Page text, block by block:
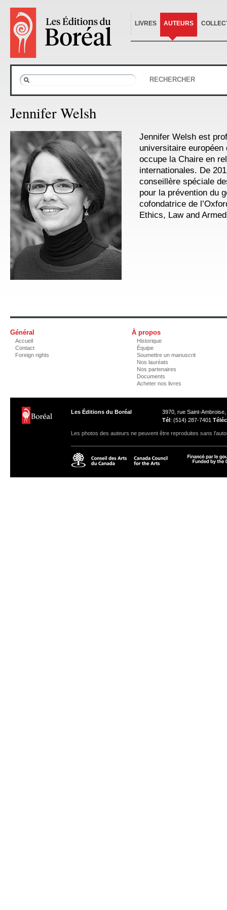
LIVRES AUTEURS
RECHERCHER
Jennifer Welsh
Jennifer Welsh est
universitaire
occupe la Chaire en
internationales. De
conseillère spéciale
pour la prévention du
cofondatrice de
Ethics, Law and
Général
Accueil
Contact
Foreign rights
À propos
Historique
Équipe
Soumettre un manuscrit
Nos lauréats
Nos partenaires
Documents
Acheter nos livres
Les Éditions du Boréal
3970, rue Saint-
Tél: (514) 287-7401 Téléc
Les photos des auteurs ne peuvent être reproduites sans